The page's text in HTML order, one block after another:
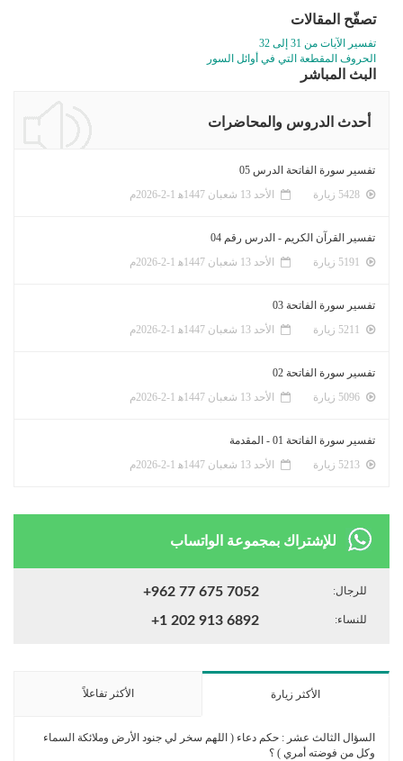
تصفّح المقالات
تفسير الآيات من 31 إلى 32
الحروف المقطعة التي في أوائل السور
البث المباشر
أحدث الدروس والمحاضرات
تفسير سورة الفاتحة الدرس 05
الأحد 13 شعبان 1447ﻫ 1-2-2026م
تفسير القرآن الكريم - الدرس رقم 04
الأحد 13 شعبان 1447ﻫ 1-2-2026م
تفسير سورة الفاتحة 03
الأحد 13 شعبان 1447ﻫ 1-2-2026م
تفسير سورة الفاتحة 02
الأحد 13 شعبان 1447ﻫ 1-2-2026م
تفسير سورة الفاتحة 01 - المقدمة
الأحد 13 شعبان 1447ﻫ 1-2-2026م
للإشتراك بمجموعة الواتساب
للرجال: +962 77 675 7052
للنساء: +1 202 913 6892
الأكثر زيارة الأكثر تفاعلاً
السؤال الثالث عشر : حكم دعاء ( اللهم سخر لي جنود الأرض وملائكة السماء
وكل من فوضته أمري ) ؟